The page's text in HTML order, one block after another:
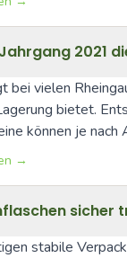
2021
bei vielen
bietet.
können je nach
→
stabile